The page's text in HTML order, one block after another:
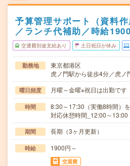
予算管理サポート（資料作
／ランチ代補助／時給
交通費別途支給あり 土日祝日が休み
勤務地
東京都港区
虎ノ門駅から徒歩4分／虎
曜日頻度 月曜～金曜※祝日は出勤です
時間
8:30～17:30（実働8時間）
対応休憩時間_12:00～
期間 長期（3ヶ月更新）
時給 1900円～
交通費